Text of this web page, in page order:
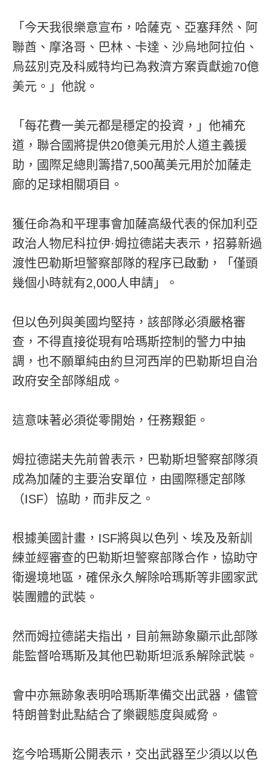
「今天我很樂意宣布，哈薩克、亞塞拜然、阿
聯酋、摩洛哥、巴林、卡達、沙烏地阿拉伯、
烏茲別克及科威特均已為救濟方案貢獻逾70億
美元。」他說。
「每花費一美元都是穩定的投資，」他補充
道，聯合國將提供20億美元用於人道主義援
助，國際足總則籌措7,500萬美元用於加薩走
廊的足球相關項目。
獲任命為和平理事會加薩高級代表的保加利亞
政治人物尼科拉伊·姆拉德諾夫表示，招募新過
渡性巴勒斯坦警察部隊的程序已啟動，「僅頭
幾個小時就有2,000人申請」。
但以色列與美國均堅持，該部隊必須嚴格審
查，不得直接從現有哈瑪斯控制的警力中抽
調，也不願單純由約旦河西岸的巴勒斯坦自治
政府安全部隊組成。
這意味著必須從零開始，任務艱鉅。
姆拉德諾夫先前曾表示，巴勒斯坦警察部隊須
成為加薩的主要治安單位，由國際穩定部隊
（ISF）協助，而非反之。
根據美國計畫，ISF將與以色列、埃及及新訓
練並經審查的巴勒斯坦警察部隊合作，協助守
衛邊境地區，確保永久解除哈瑪斯等非國家武
裝團體的武裝。
然而姆拉德諾夫指出，目前無跡象顯示此部隊
能監督哈瑪斯及其他巴勒斯坦派系解除武裝。
會中亦無跡象表明哈瑪斯準備交出武器，儘管
特朗普對此點結合了樂觀態度與威脅。
迄今哈瑪斯公開表示，交出武器至少須以以色